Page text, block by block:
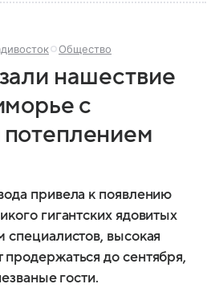
Общество
нашествие
с
привела к появлению
гигантских ядовитых
высокая
до сентября,
гости.